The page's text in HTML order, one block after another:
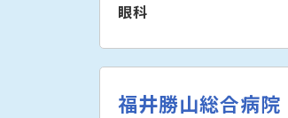
眼科
福井勝山総合病院